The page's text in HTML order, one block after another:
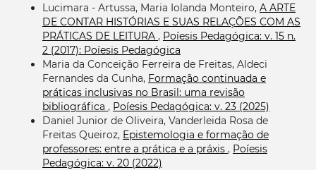
Lucimara - Artussa, Maria Iolanda Monteiro, A ARTE
DE CONTAR HISTÓRIAS E SUAS RELAÇÕES COM AS
PRÁTICAS DE LEITURA , Poíesis Pedagógica: v. 15 n.
2 (2017): Poíesis Pedagógica
Maria da Conceição Ferreira de Freitas, Aldeci
Fernandes da Cunha, Formação continuada e
práticas inclusivas no Brasil: uma revisão
bibliográfica , Poíesis Pedagógica: v. 23 (2025)
Daniel Junior de Oliveira, Vanderleida Rosa de
Freitas Queiroz, Epistemologia e formação de
professores: entre a prática e a práxis , Poíesis
Pedagógica: v. 20 (2022)